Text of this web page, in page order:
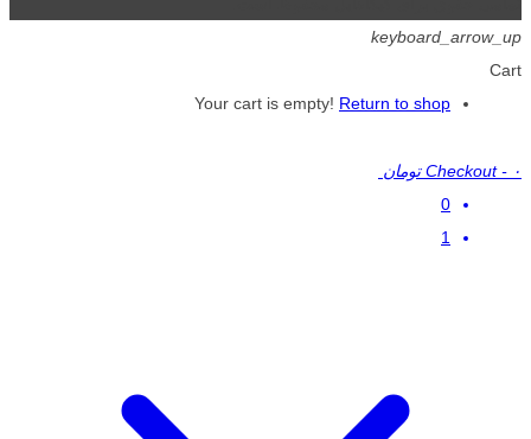
keyboard_arrow_up
Cart
Your cart is empty! Return to shop
Checkout - ۰ تومان
0
1